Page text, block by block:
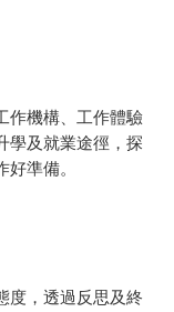
作機構、工作體驗
學及就業途徑，探
準備。
度，透過反思及終